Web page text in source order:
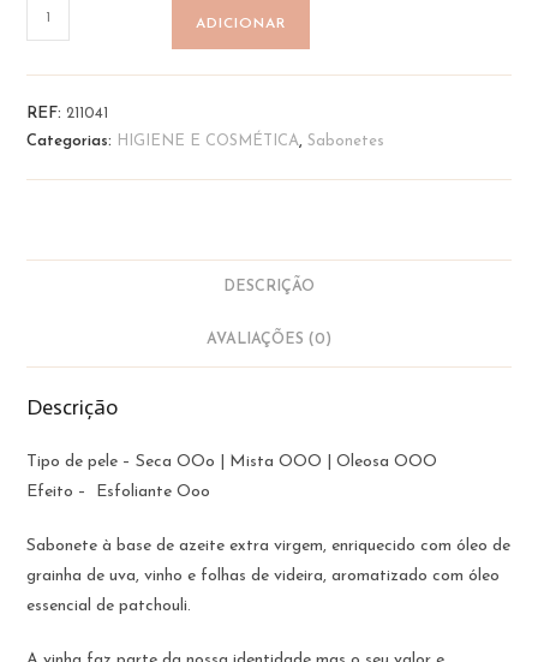
Quantidade
de
Sabonete
Vinho
ADICIONAR
REF:211041
Categorias:
HIGIENE E COSMÉTICA,Sabonetes
DESCRIÇÃO
AVALIAÇÕES (0)
Descrição
Tipo de pele – Seca OOo | Mista OOO | Oleosa OOO
Efeito – Esfoliante Ooo
Sabonete à base de azeite extra virgem, enriquecido com óleo de
grainha de uva, vinho e folhas de videira, aromatizado com óleo
essencial de patchouli.